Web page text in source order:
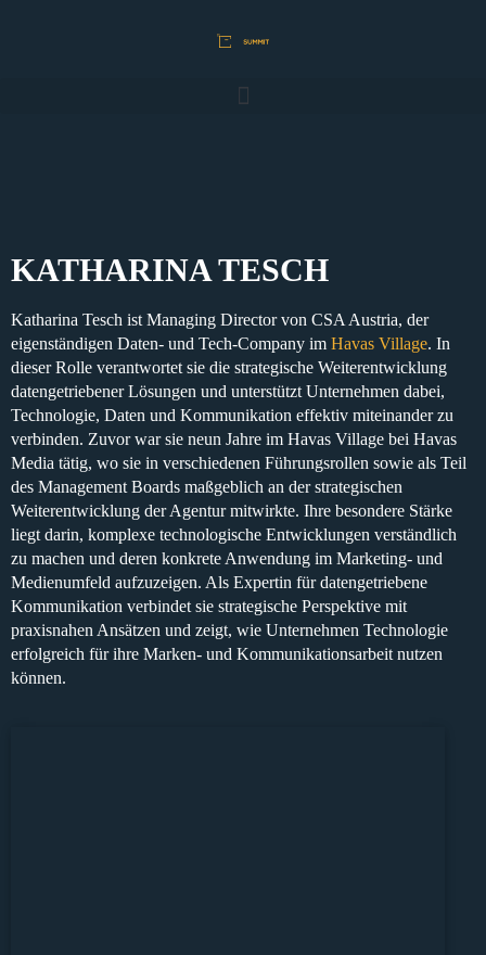
KATHARINA TESCH
Katharina Tesch ist Managing Director von CSA Austria, der
eigenständigen Daten- und Tech-Company im Havas Village. In
dieser Rolle verantwortet sie die strategische Weiterentwicklung
datengetriebener Lösungen und unterstützt Unternehmen dabei,
Technologie, Daten und Kommunikation effektiv miteinander zu
verbinden. Zuvor war sie neun Jahre im Havas Village bei Havas
Media tätig, wo sie in verschiedenen Führungsrollen sowie als Teil
des Management Boards maßgeblich an der strategischen
Weiterentwicklung der Agentur mitwirkte. Ihre besondere Stärke
liegt darin, komplexe technologische Entwicklungen verständlich
zu machen und deren konkrete Anwendung im Marketing- und
Medienumfeld aufzuzeigen. Als Expertin für datengetriebene
Kommunikation verbindet sie strategische Perspektive mit
praxisnahen Ansätzen und zeigt, wie Unternehmen Technologie
erfolgreich für ihre Marken- und Kommunikationsarbeit nutzen
können.